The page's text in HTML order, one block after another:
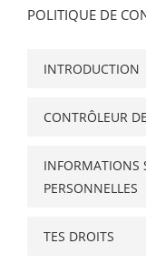
POLITIQUE DE
INTRODUCTION
CONTRÔLEUR
INFORMATIONS
PERSONNELLES
TES DROITS